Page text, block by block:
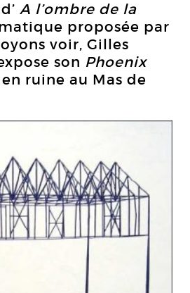
A l’ombre de la
proposée par
voir, Gilles
son Phoenix
ruine au Mas de